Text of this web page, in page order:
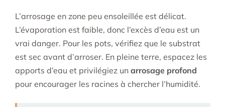
L’arrosage en zone peu ensoleillée est délicat.
L’évaporation est faible, donc l’excès d’eau est un
vrai danger. Pour les pots, vérifiez que le substrat
est sec avant d’arroser. En pleine terre, espacez les
apports d’eau et privilégiez un arrosage profond
pour encourager les racines à chercher l’humidité.